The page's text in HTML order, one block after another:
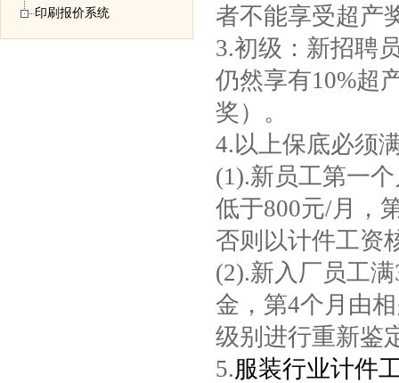
者不能享受超产
3.初级：新招聘
仍然享有10%超
奖）。
4.以上保底必须
(1).新员工第一
低于800元/月，
否则以计件工资
(2).新入厂员工
金，第4个月由
级别进行重新鉴
5.服装行业计件
印刷报价系统